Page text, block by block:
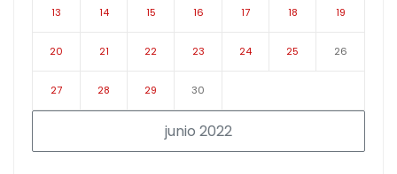
junio 2022
13 14 15 16 17 18 19
20 21 22 23 24 25 26
27 28 29 30